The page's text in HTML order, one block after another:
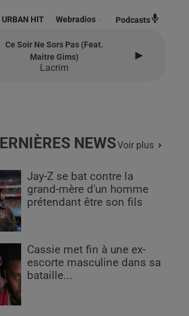
URBAN HIT Webradios Podcasts
Ce Soir Ne Sors Pas (feat.
Maitre Gims)
Lacrim
NEWSVoir plus
Jay-Z se bat contre la
grand-mère d'un homme
prétendant être son fils
Cassie met fin à une ex-
escorte masculine dans sa
bataille...